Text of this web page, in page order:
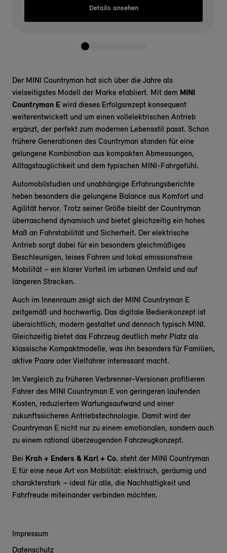
Details ansehen
Der MINI Countryman hat sich über die Jahre als
vielseitigstes Modell der Marke etabliert. Mit dem MINI
Countryman E wird dieses Erfolgsrezept konsequent
weiterentwickelt und um einen vollelektrischen Antrieb
ergänzt, der perfekt zum modernen Lebensstil passt. Schon
frühere Generationen des Countryman standen für eine
gelungene Kombination aus kompakten Abmessungen,
Alltagstauglichkeit und dem typischen MINI-Fahrgefühl.
Automobilstudien und unabhängige Erfahrungsberichte
heben besonders die gelungene Balance aus Komfort und
Agilität hervor. Trotz seiner Größe bleibt der Countryman
überraschend dynamisch und bietet gleichzeitig ein hohes
Maß an Fahrstabilität und Sicherheit. Der elektrische
Antrieb sorgt dabei für ein besonders gleichmäßiges
Beschleunigen, leises Fahren und lokal emissionsfreie
Mobilität – ein klarer Vorteil im urbanen Umfeld und auf
längeren Strecken.
Auch im Innenraum zeigt sich der MINI Countryman E
zeitgemäß und hochwertig. Das digitale Bedienkonzept ist
übersichtlich, modern gestaltet und dennoch typisch MINI.
Gleichzeitig bietet das Fahrzeug deutlich mehr Platz als
klassische Kompaktmodelle, was ihn besonders für Familien,
aktive Paare oder Vielfahrer interessant macht.
Im Vergleich zu früheren Verbrenner-Versionen profitieren
Fahrer des MINI Countryman E von geringeren laufenden
Kosten, reduziertem Wartungsaufwand und einer
zukunftssicheren Antriebstechnologie. Damit wird der
Countryman E nicht nur zu einem emotionalen, sondern auch
zu einem rational überzeugenden Fahrzeugkonzept.
Bei Krah + Enders & Karl + Co. steht der MINI Countryman
E für eine neue Art von Mobilität: elektrisch, geräumig und
charakterstark – ideal für alle, die Nachhaltigkeit und
Fahrfreude miteinander verbinden möchten.
Impressum
Datenschutz